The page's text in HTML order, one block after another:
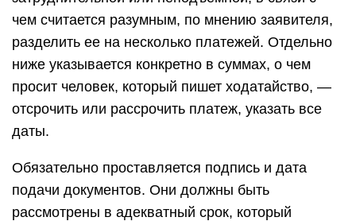
чем считается разумным, по мнению заявителя,
разделить ее на несколько платежей. Отдельно
ниже указывается конкретно в суммах, о чем
просит человек, который пишет ходатайство, —
отсрочить или рассрочить платеж, указать все
даты.
Обязательно проставляется подпись и дата
подачи документов. Они должны быть
рассмотрены в адекватный срок, который